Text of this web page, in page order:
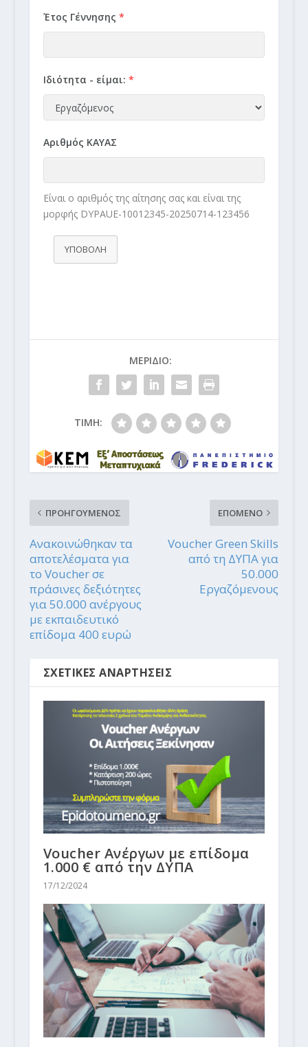
Έτος Γέννησης *
Ιδιότητα - είμαι: *
Αριθμός ΚΑΥΑΣ
Είναι ο αριθμός της αίτησης σας και είναι της
μορφής DYPAUE-10012345-20250714-123456
ΥΠΟΒΟΛΗ
ΜΕΡΙΔΙΟ:
ΤΙΜΗ:
ΠΡΟΗΓΟΥΜΕΝΟΣ
Ανακοινώθηκαν τα
αποτελέσματα για
το Voucher σε
πράσινες δεξιότητες
για 50.000 ανέργους
με εκπαιδευτικό
επίδομα 400 ευρώ
ΕΠΟΜΕΝΟ
Voucher Green Skills
από τη ΔΥΠΑ για
50.000
Eργαζόμενους
ΣΧΕΤΙΚΕΣ ΑΝΑΡΤΗΣΕΙΣ
Voucher Ανέργων με επίδομα
1.000 € από την ΔΥΠΑ
17/12/2024